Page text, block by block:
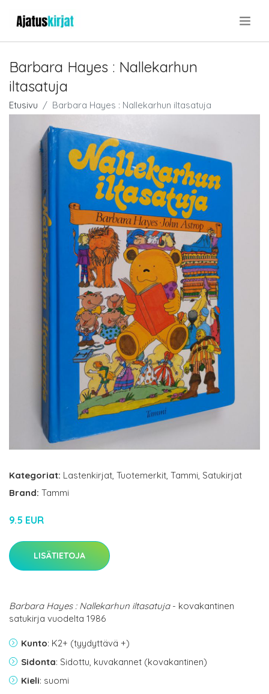
Barbara Hayes : Nallekarhun
iltasatuja
Etusivu Barbara Hayes : Nallekarhun iltasatuja
Kategoriat: Lastenkirjat, Tuotemerkit, Tammi, Satukirjat
Brand: Tammi
9.5 EUR
LISÄTIETOJA
Barbara Hayes : Nallekarhun iltasatuja- kovakantinen
satukirja vuodelta 1986
Kunto: K2+ (tyydyttävä +)
Sidonta: Sidottu, kuvakannet (kovakantinen)
Kieli: suomi